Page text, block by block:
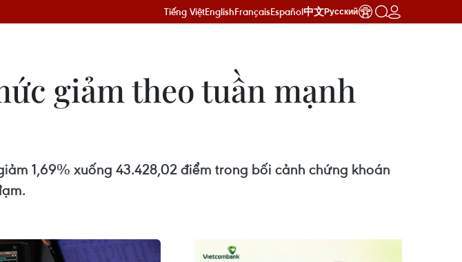
Tiếng ViệtEnglishFrançaisEspañol中文Русский
giảm theo tuần mạnh
1,69% xuống 43.428,02 điểm trong bối cảnh chứng khoán